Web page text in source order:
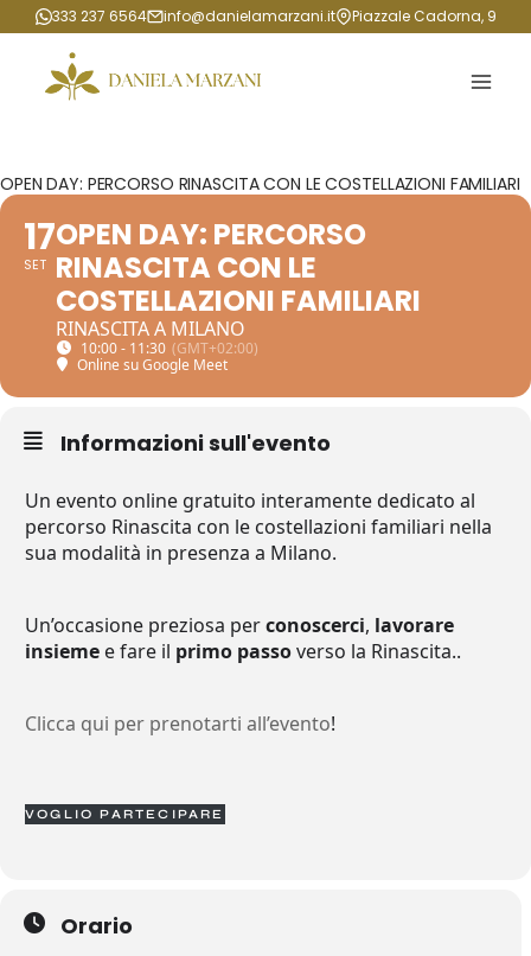
Salta
contenuto
333 237 6564 info@danielamarzani.it Piazzale Cadorna, 9
OPEN DAY: PERCORSO RINASCITA CON LE COSTELLAZIONI FAMILIARI
17
SET
OPEN DAY: PERCORSO
RINASCITA CON LE
COSTELLAZIONI FAMILIARI
RINASCITA A MILANO
10:00 - 11:30 (GMT+02:00)
Online su Google Meet
Informazioni sull'evento
Un evento online gratuito interamente dedicato al
percorso Rinascita con le costellazioni familiari nella
sua modalità in presenza a Milano.
Un’occasione preziosa perconoscerci, lavorare
insieme e fare il primo passoverso la Rinascita..
Clicca qui per prenotarti all’evento!
VOGLIO PARTECIPARE
Orario